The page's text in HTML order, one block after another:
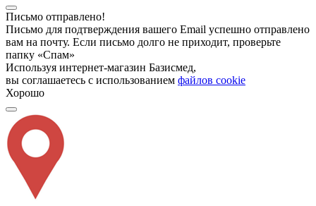
Письмо отправлено!
Письмо для подтверждения вашего Email успешно отправлено
вам на почту. Если письмо долго не приходит, проверьте
папку «Спам»
Используя интернет-магазин Базисмед,
вы соглашаетесь с использованием файлов cookie
Хорошо